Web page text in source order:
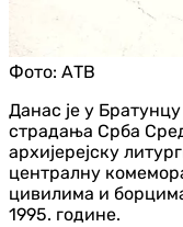
Фото: АТВ
Данас је у
страдања Срба
архијерејску
централну
цивилима и
1995. године.